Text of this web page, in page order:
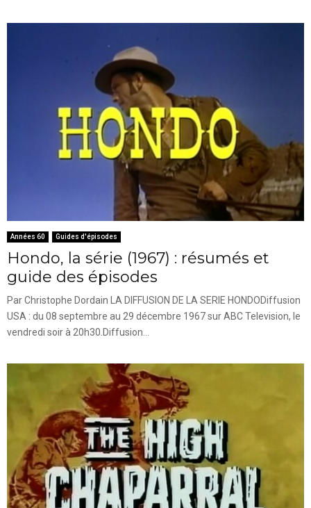
Années 60 Guides d'épisodes
Hondo, la série (1967) : résumés et
guide des épisodes
Par Christophe Dordain LA DIFFUSION DE LA SERIE HONDODiffusion
USA : du 08 septembre au 29 décembre 1967 sur ABC Television, le
vendredi soir à 20h30.Diffusion...